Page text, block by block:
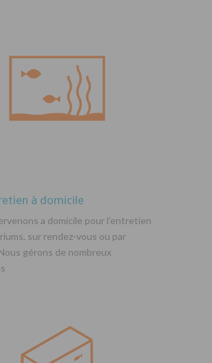
à domicile
a domicile pour l’entretien
sur rendez-vous ou par
gérons de nombreux